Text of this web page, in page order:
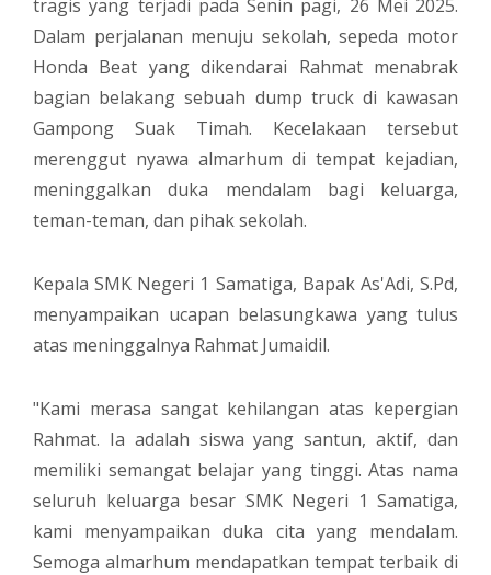
tragis yang terjadi pada Senin pagi, 26 Mei 2025.
Dalam perjalanan menuju sekolah, sepeda motor
Honda Beat yang dikendarai Rahmat menabrak
bagian belakang sebuah dump truck di kawasan
Gampong Suak Timah. Kecelakaan tersebut
merenggut nyawa almarhum di tempat kejadian,
meninggalkan duka mendalam bagi keluarga,
teman-teman, dan pihak sekolah.
Kepala SMK Negeri 1 Samatiga, Bapak As'Adi, S.Pd,
menyampaikan ucapan belasungkawa yang tulus
atas meninggalnya Rahmat Jumaidil.
"Kami merasa sangat kehilangan atas kepergian
Rahmat. Ia adalah siswa yang santun, aktif, dan
memiliki semangat belajar yang tinggi. Atas nama
seluruh keluarga besar SMK Negeri 1 Samatiga,
kami menyampaikan duka cita yang mendalam.
Semoga almarhum mendapatkan tempat terbaik di